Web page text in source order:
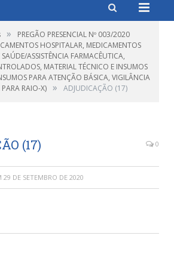
»
PREGÃO PRESENCIAL Nº 003/2020
HOSPITALAR, MEDICAMENTOS
ASSISTÊNCIA FARMACÊUTICA,
MATERIAL TÉCNICO E INSUMOS
PARA ATENÇÃO BÁSICA, VIGILÂNCIA
RAIO-X) » ADJUDICAÇÃO (17)
(17) 0
29 DE SETEMBRO DE 2020